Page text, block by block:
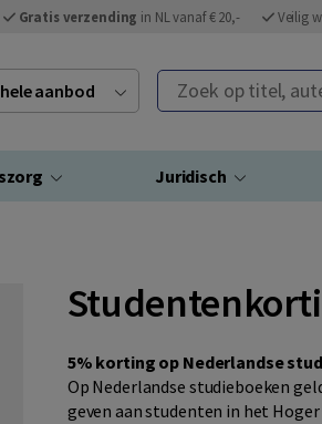
Gratis verzending in NL vanaf € 20,- Veilig
aanbod Zoek op titel,
Juridisch
5% korting op Nederlandse
Op Nederlandse studieboeken
geven aan studenten in het